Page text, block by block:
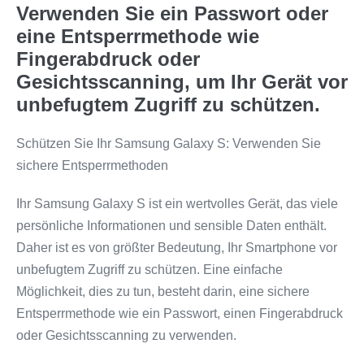
Verwenden Sie ein Passwort oder
eine Entsperrmethode wie
Fingerabdruck oder
Gesichtsscanning, um Ihr Gerät vor
unbefugtem Zugriff zu schützen.
Schützen Sie Ihr Samsung Galaxy S: Verwenden Sie
sichere Entsperrmethoden
Ihr Samsung Galaxy S ist ein wertvolles Gerät, das viele
persönliche Informationen und sensible Daten enthält.
Daher ist es von größter Bedeutung, Ihr Smartphone vor
unbefugtem Zugriff zu schützen. Eine einfache
Möglichkeit, dies zu tun, besteht darin, eine sichere
Entsperrmethode wie ein Passwort, einen Fingerabdruck
oder Gesichtsscanning zu verwenden.